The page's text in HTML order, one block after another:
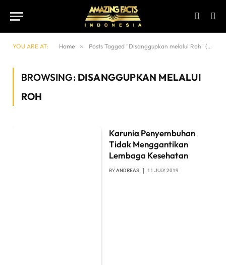
YOU ARE AT: Home » Posts Tagged "Disanggupkan melalui Roh" (Page 3)
BROWSING: DISANGGUPKAN MELALUI
ROH
Karunia Penyembuhan
Tidak Menggantikan
Lembaga Kesehatan
BYANDREAS 11 JULY 2019